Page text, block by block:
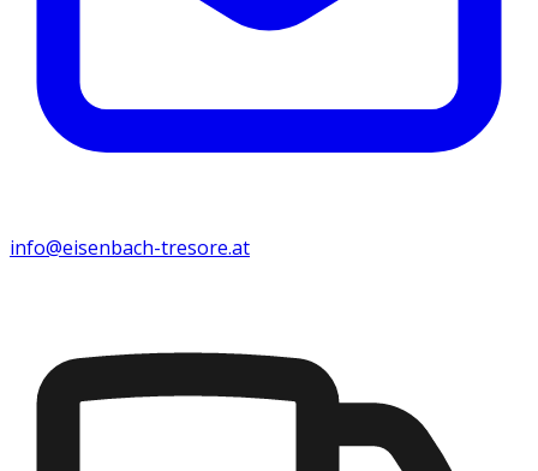
info@eisenbach-tresore.at